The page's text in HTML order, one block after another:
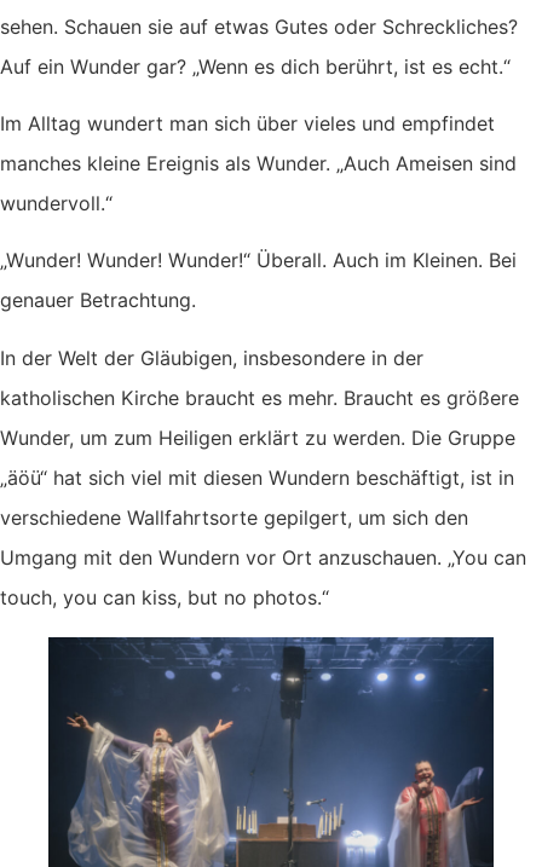
sehen. Schauen sie auf etwas Gutes oder Schreckliches?
Auf ein Wunder gar? „Wenn es dich berührt, ist es echt.“
Im Alltag wundert man sich über vieles und empfindet
manches kleine Ereignis als Wunder. „Auch Ameisen sind
wundervoll.“
„Wunder! Wunder! Wunder!“ Überall. Auch im Kleinen. Bei
genauer Betrachtung.
In der Welt der Gläubigen, insbesondere in der
katholischen Kirche braucht es mehr. Braucht es größere
Wunder, um zum Heiligen erklärt zu werden. Die Gruppe
„äöü“ hat sich viel mit diesen Wundern beschäftigt, ist in
verschiedene Wallfahrtsorte gepilgert, um sich den
Umgang mit den Wundern vor Ort anzuschauen. „You can
touch, you can kiss, but no photos.“